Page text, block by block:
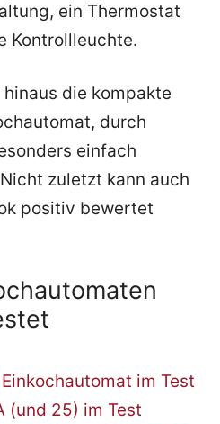
ein Thermostat
Kontrollleuchte.
die kompakte
durch
einfach
zuletzt kann auch
positiv bewertet
im Test
(und 25) im Test